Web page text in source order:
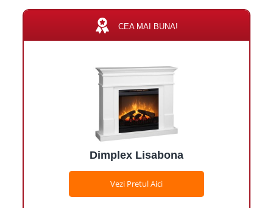
CEA MAI BUNA!
Dimplex Lisabona
Vezi Pretul Aici